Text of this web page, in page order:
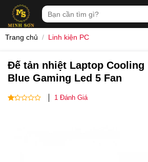
content
Tìm
kiếm:
Trang chủ / Linh kiện PC
Đế tản nhiệt Laptop Cooling
Blue Gaming Led 5 Fan
1 Đánh Giá